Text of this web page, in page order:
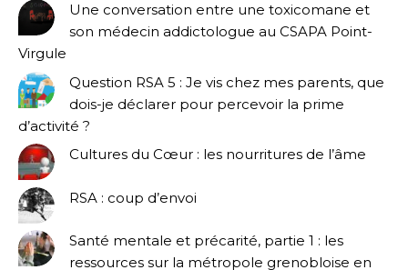
Une conversation entre une toxicomane et
son médecin addictologue au CSAPA Point-
Virgule
Question RSA 5 : Je vis chez mes parents, que
dois-je déclarer pour percevoir la prime
d’activité ?
Cultures du Cœur : les nourritures de l’âme
RSA : coup d’envoi
Santé mentale et précarité, partie 1 : les
ressources sur la métropole grenobloise en